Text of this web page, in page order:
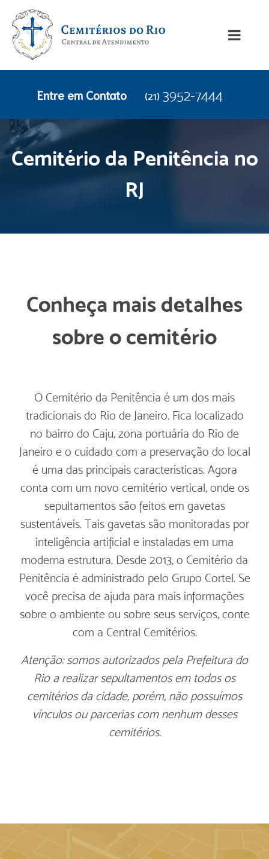
Entre em Contato (21) 3952-7444
Cemitério da Penitência no
RJ
Conheça mais detalhes
sobre o cemitério
O Cemitério da Penitência é um dos mais
tradicionais do Rio de Janeiro. Fica localizado
no bairro do Caju, zona portuária do Rio de
Janeiro e o cuidado com a preservação do local
é uma das principais características. Agora
conta com um novo cemitério vertical, onde os
sepultamentos são feitos em gavetas
sustentáveis. Tais gavetas são monitoradas por
inteligência artificial e instaladas em uma
moderna estrutura. Desde 2013, o Cemitério da
Penitência é administrado pelo Grupo Cortel. Se
você precisa de ajuda para mais informações
sobre o ambiente ou sobre seus serviços, conte
com a Central Cemitérios.
Atenção: somos autorizados pela Prefeitura do
Rio a realizar sepultamentos em todos os
cemitérios da cidade, porém, não possuímos
vínculos ou parcerias com nenhum desses
cemitérios.